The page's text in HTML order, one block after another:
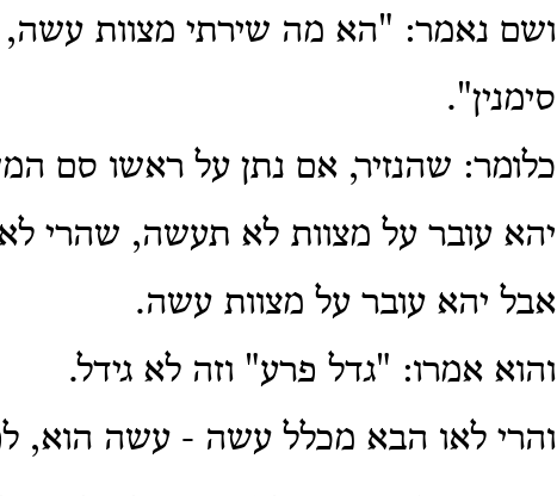
ושם נאמר: "הא מה שירתי מצוות עשה,
סימנין".
כלומר: שהנזיר, אם נתן על ראשו סם
יהא עובר על מצוות לא תעשה, שהרי
אבל יהא עובר על מצוות עשה.
והוא אמרו: "גדל פרע" וזה לא גידל.
והרי לאו הבא מכלל עשה - עשה הוא,